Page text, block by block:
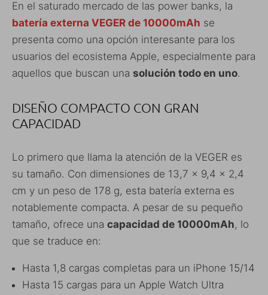
En el saturado mercado de las power banks, la
batería externa VEGER de 10000mAh se
presenta como una opción interesante para los
usuarios del ecosistema Apple, especialmente para
aquellos que buscan una solución todo en uno.
DISEÑO COMPACTO CON GRAN
CAPACIDAD
Lo primero que llama la atención de la VEGER es
su tamaño. Con dimensiones de 13,7 x 9,4 x 2,4
cm y un peso de 178 g, esta batería externa es
notablemente compacta. A pesar de su pequeño
tamaño, ofrece una capacidad de 10000mAh, lo
que se traduce en:
Hasta 1,8 cargas completas para un iPhone 15/14
Hasta 15 cargas para un Apple Watch Ultra